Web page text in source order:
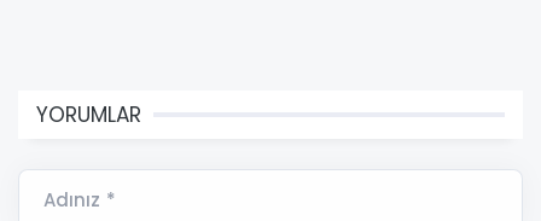
YORUMLAR
Adınız *